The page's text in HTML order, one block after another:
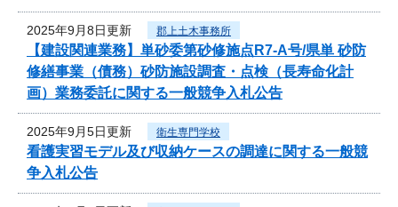
2025年9月8日更新 郡上土木事務所
【建設関連業務】単砂委第砂修施点R7-A号/県単 砂防
修繕事業（債務）砂防施設調査・点検（長寿命化計
画）業務委託に関する一般競争入札公告
2025年9月5日更新 衛生専門学校
看護実習モデル及び収納ケースの調達に関する一般競
争入札公告